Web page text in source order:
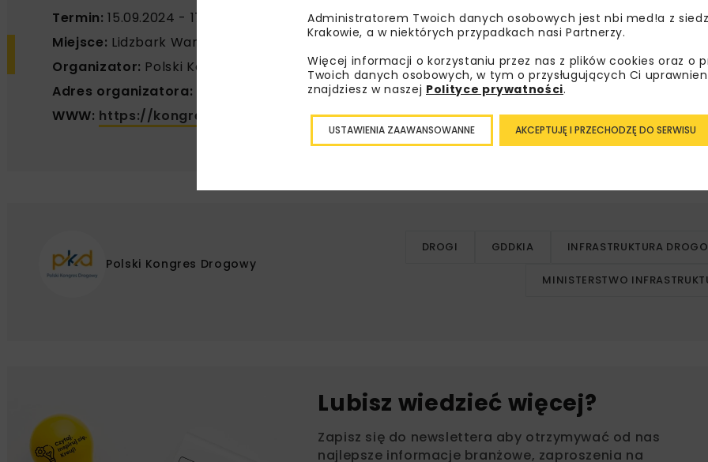
Termin: 15.09.2024 - 17.09.2024
Miejsce: Lidzbark Warmiński
Organizator: Polski Kongres Drogowy, Zarząd Dróg Wojewódzkich w Olsztynie
Adres organizatora:
ul. Instytutowa 1, 03-302 Warszawa
WWW: https://kongresdrogowy.pl/x-warminsko-mazurskie-forum-drogowe/
Polski Kongres Drogowy
DROGI GDDKIA INFRASTRUKTURA
MINISTERSTWO
Lubisz wiedzieć więcej?
Zapisz się do newslettera aby otrzymywać od nas
najlepsze informacje branżowe, zaproszenia na
Administratorem Twoich danych osobowych jest nbi med!a z
Krakowie, a w niektórych przypadkach nasi Partnerzy.
Więcej informacji o korzystaniu przez nas z plików cookies oraz o
Twoich danych osobowych, w tym o przysługujących Ci
znajdziesz w naszej Polityce prywatności.
AKCEPTUJĘ I PRZECHODZĘ DO SERWISU
USTAWIENIA ZAAWANSOWANNE